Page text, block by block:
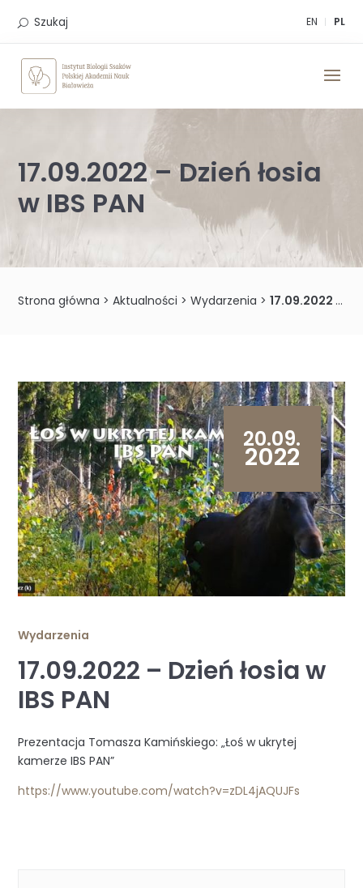
EN PL
Szukaj
17.09.2022 – Dzień łosia
w IBS PAN
Strona główna >Aktualności >Wydarzenia >17.09.2022 – Dzień łosia w IBS PAN
20.09.
2022
Wydarzenia
17.09.2022 – Dzień łosia w
IBS PAN
Prezentacja Tomasza Kamińskiego: „Łoś w ukrytej
kamerze IBS PAN”
https://www.youtube.com/watch?v=zDL4jAQUJFs